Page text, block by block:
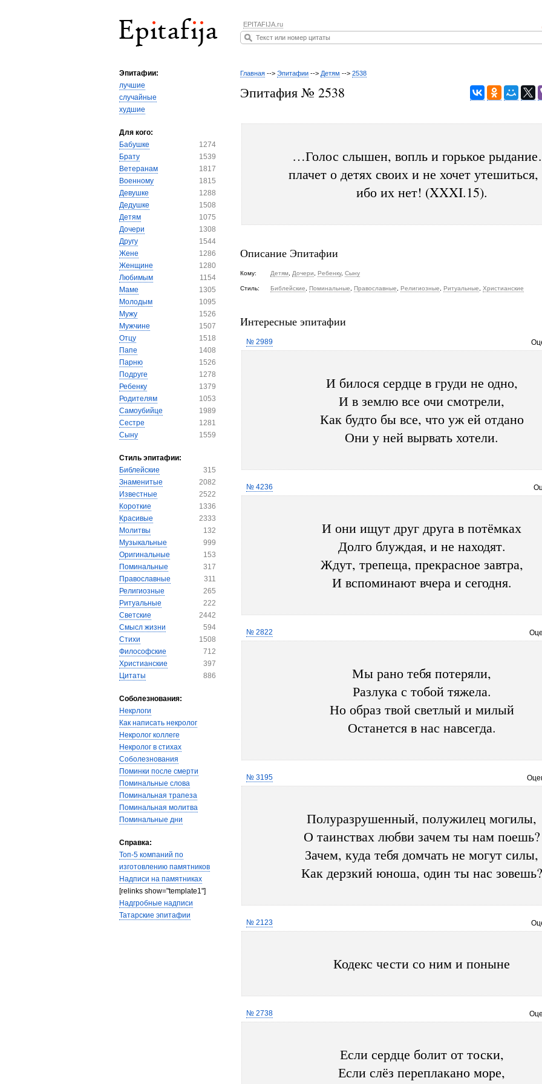
EPITAFIJA.ru
Эпитафии:
лучшие
случайные
худшие
Для кого:
Бабушке
1274
Брату
1539
Ветеранам
1817
Военному
1815
Девушке
1288
Дедушке
1508
Детям
1075
Дочери
1308
Другу
1544
Жене
1286
Женщине
1280
Любимым
1154
Маме
1305
Молодым
1095
Мужу
1526
Мужчине
1507
Отцу
1518
Папе
1408
Парню
1526
Подруге
1278
Ребенку
1379
Родителям
1053
Самоубийце
1989
Сестре
1281
Сыну
1559
Стиль эпитафии:
Библейские
315
Знаменитые
2082
Известные
2522
Короткие
1336
Красивые
2333
Молитвы
132
Музыкальные
999
Оригинальные
153
Поминальные
317
Православные
311
Религиозные
265
Ритуальные
222
Светские
2442
Смысл жизни
594
Стихи
1508
Философские
712
Христианские
397
Цитаты
886
Соболезнования:
Некрлоги
Как написать некролог
Некролог коллеге
Некролог в стихах
Соболезнования
Поминки после смерти
Поминальные слова
Поминальная трапеза
Поминальная молитва
Поминальные дни
Справка:
Топ-5 компаний по
изготовлению памятников
Надписи на памятниках
[relinks show="template1"]
Надгробные надписи
Татарские эпитафии
Главная --> Эпитафии --> Детям --> 2538
Эпитафия № 2538
…Голос слышен, вопль и горькое
плачет о детях своих и не хочет
ибо их нет! (XXXI.15).
Описание Эпитафии
Кому: Детям Дочери Ребенку, Сыну
Стиль: Библейские Поминальные Православные Религиозные Ритуальные Христианские
Интересные эпитафии
№ 2989
И билося сердце в груди не одно,
И в землю все очи смотрели,
Как будто бы все, что уж ей отдано
Они у ней вырвать хотели.
№ 4236
И они ищут друг друга в потёмках
Долго блуждая, и не находят.
Ждут, трепеща, прекрасное завтра,
И вспоминают вчера и сегодня.
№ 2822
Мы рано тебя потеряли,
Разлука с тобой тяжела.
Но образ твой светлый и милый
Останется в нас навсегда.
№ 3195
Полуразрушенный, полужилец могилы,
О таинствах любви зачем ты нам поешь?
Зачем, куда тебя домчать не могут силы,
Как дерзкий юноша, один ты нас зовешь?
№ 2123
Кодекс чести со ним и поныне
№ 2738
Если сердце болит от тоски,
Если слёз переплакано море,